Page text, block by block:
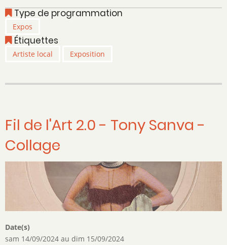
Régine
Tombeur
Photographie
Type de programmation
Expos
Étiquettes
Artiste local Exposition
Fil de l'Art 2.0 - Tony Sanva -
Collage
Date(s)
sam 14/09/2024 au dim 15/09/2024